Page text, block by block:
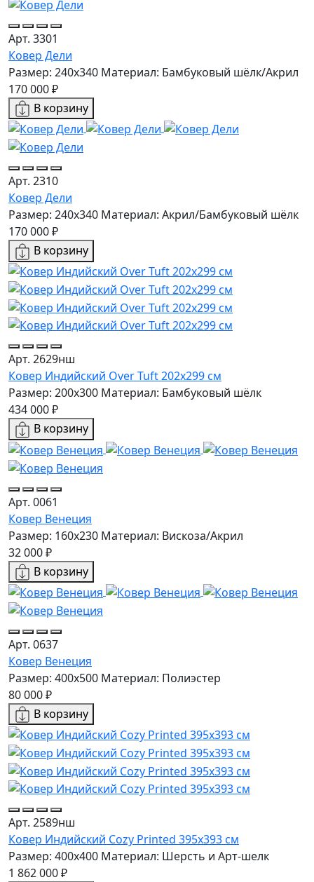
Арт. 3301
Ковер Дели
Размер: 240x340 Материал: Бамбуковый шёлк/Акрил
170 000 ₽
В корзину
Арт. 2310
Ковер Дели
Размер: 240x340 Материал: Акрил/Бамбуковый шёлк
170 000 ₽
В корзину
Арт. 2629нш
Ковер Индийский Over Tuft 202x299 см
Размер: 200x300 Материал: Бамбуковый шёлк
434 000 ₽
В корзину
Арт. 0061
Ковер Венеция
Размер: 160х230 Материал: Вискоза/Акрил
32 000 ₽
В корзину
Арт. 0637
Ковер Венеция
Размер: 400x500 Материал: Полиэстер
80 000 ₽
В корзину
Арт. 2589нш
Ковер Индийский Cozy Printed 395x393 см
Размер: 400x400 Материал: Шерсть и Арт-шелк
1 862 000 ₽